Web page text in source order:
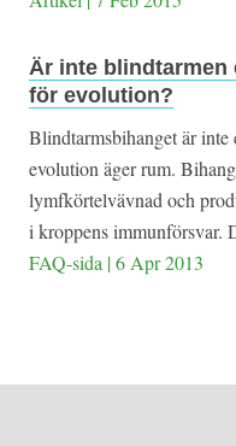
Är inte blindtarmen
för evolution?
Blindtarmsbihanget är inte
evolution äger rum.
lymfkörtelvävnad och
i kroppens immunförsvar.
FAQ-sida | 6 Apr 2013